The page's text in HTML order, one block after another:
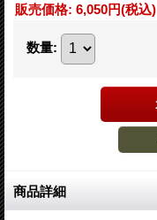
販売価格: 6,050円(税込)
数量:
商品詳細